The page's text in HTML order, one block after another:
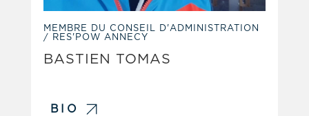
MEMBRE DU CONSEIL D'ADMINISTRATION
/ RES'POW ANNECY
BASTIEN TOMAS
BIO